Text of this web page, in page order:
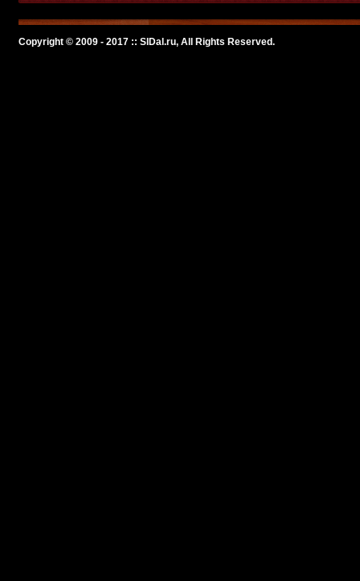
Copyright © 2009 - 2017 :: SlDal.ru, All Rights Reserved.